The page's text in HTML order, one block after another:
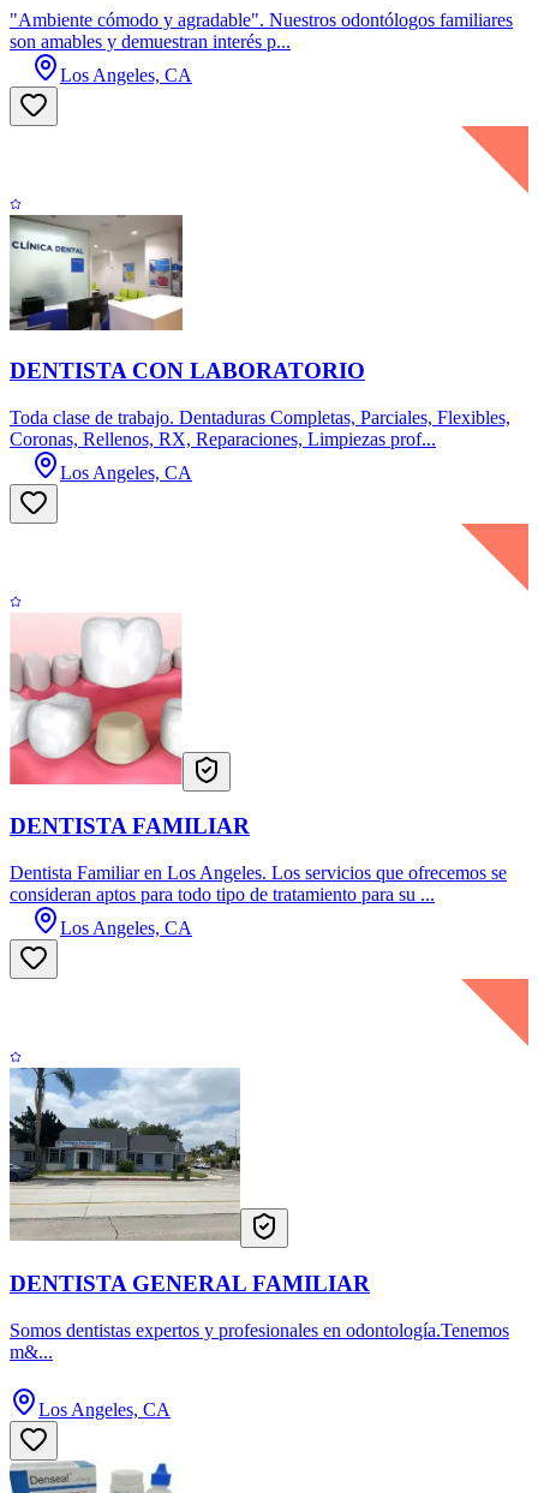
"Ambiente cómodo y agradable". Nuestros odontólogos familiares
son amables y demuestran interés p...
Los Angeles, CA
DENTISTA CON LABORATORIO
Toda clase de trabajo. Dentaduras Completas, Parciales, Flexibles,
Coronas, Rellenos, RX, Reparaciones, Limpiezas prof...
Los Angeles, CA
DENTISTA FAMILIAR
Dentista Familiar en Los Angeles. Los servicios que ofrecemos se
consideran aptos para todo tipo de tratamiento para su ...
Los Angeles, CA
DENTISTA GENERAL FAMILIAR
Somos dentistas expertos y profesionales en odontología.Tenemos
m&...
Los Angeles, CA